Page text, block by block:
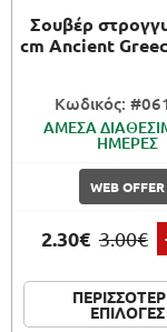
Σουβέρ
cm Ancient
Κωδικός:
ΑΜΕΣΑ
ΗΜΕΡΕΣ
WEB OFFER
2.30€ 3.00€
ΕΠΙΛΟΓΕΣ